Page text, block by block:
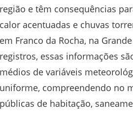
região e têm consequências
calor acentuadas e chuvas
em Franco da Rocha, na
registros, essas informações
médios de variáveis
uniforme, compreendendo no
públicas de habitação,